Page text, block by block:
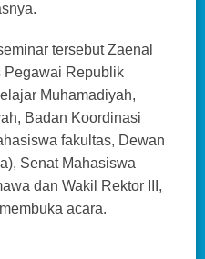
tersebut Zaenal
Pegawai Republik
Muhamadiyah,
Badan Koordinasi
fakultas, Dewan
Senat Mahasiswa
dan Wakil Rektor III,
acara.